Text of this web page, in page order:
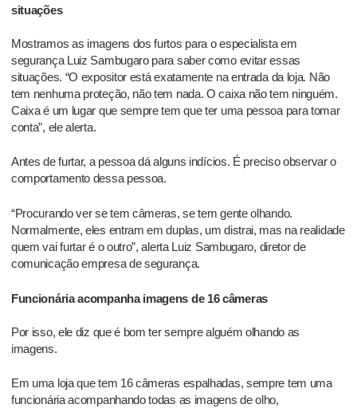
situações
Mostramos as imagens dos furtos para o especialista em
segurança Luiz Sambugaro para saber como evitar essas
situações. “O expositor está exatamente na entrada da loja. Não
tem nenhuma proteção, não tem nada. O caixa não tem ninguém.
Caixa é um lugar que sempre tem que ter uma pessoa para tomar
conta”, ele alerta.
Antes de furtar, a pessoa dá alguns indícios. É preciso observar o
comportamento dessa pessoa.
“Procurando ver se tem câmeras, se tem gente olhando.
Normalmente, eles entram em duplas, um distrai, mas na realidade
quem vai furtar é o outro”, alerta Luiz Sambugaro, diretor de
comunicação empresa de segurança.
Funcionária acompanha imagens de 16 câmeras
Por isso, ele diz que é bom ter sempre alguém olhando as
imagens.
Em uma loja que tem 16 câmeras espalhadas, sempre tem uma
funcionária acompanhando todas as imagens de olho,